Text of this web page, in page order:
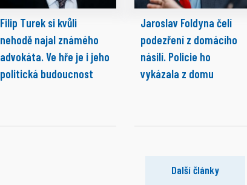
Filip Turek si kvůli
nehodě najal známého
advokáta. Ve hře je i jeho
politická budoucnost
Jaroslav Foldyna čelí
podezření z domácího
násilí. Policie ho
vykázala z domu
Další články